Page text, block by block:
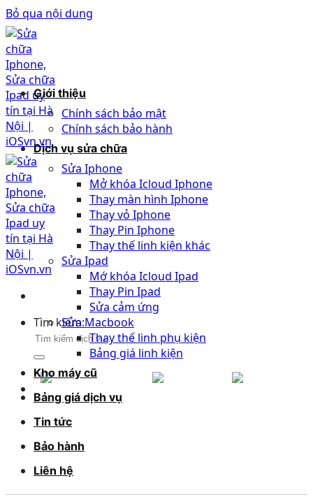
Bỏ qua nội dung
Tìm kiếm:
096.898.5678
VẤN
Giới thiệu
Chính sách bảo mật
Chính sách bảo hành
Dịch vụ sửa chữa
Sửa Iphone
Mở khóa Icloud Iphone
Thay màn hình Iphone
Thay vỏ Iphone
Thay Pin Iphone
Thay thế linh kiện khác
Sửa Ipad
Mớ khóa Icloud Ipad
Thay Pin Ipad
Sửa cảm ứng
Sửa Macbook
Thay thế linh phụ kiện
Bảng giá linh kiện
Kho máy cũ
Bảng giá dịch vụ
Tin tức
Bảo hành
Liên hệ